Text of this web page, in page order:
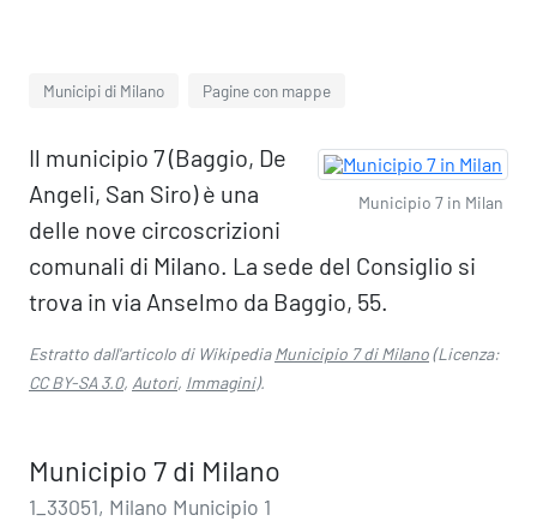
Municipi di Milano Pagine con mappe
Municipio 7 in Milan
Il municipio 7 (Baggio, De
Angeli, San Siro) è una
delle nove circoscrizioni
comunali di Milano. La sede del Consiglio si
trova in via Anselmo da Baggio, 55.
Estratto dall'articolo di WikipediaMunicipio 7 di Milano(Licenza:
CC BY-SA 3.0, Autori, Immagini).
Municipio 7 di Milano
1_33051, Milano Municipio 1